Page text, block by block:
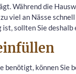
Während die
viel an Nässe
sollten Sie
benötigt, können Sie